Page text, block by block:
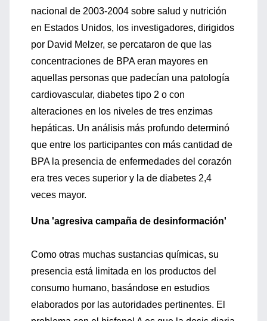
nacional de 2003-2004 sobre salud y nutrición
en Estados Unidos, los investigadores, dirigidos
por David Melzer, se percataron de que las
concentraciones de BPA eran mayores en
aquellas personas que padecían una patología
cardiovascular, diabetes tipo 2 o con
alteraciones en los niveles de tres enzimas
hepáticas. Un análisis más profundo determinó
que entre los participantes con más cantidad de
BPA la presencia de enfermedades del corazón
era tres veces superior y la de diabetes 2,4
veces mayor.
Una 'agresiva campaña de desinformación'
Como otras muchas sustancias químicas, su
presencia está limitada en los productos del
consumo humano, basándose en estudios
elaborados por las autoridades pertinentes. El